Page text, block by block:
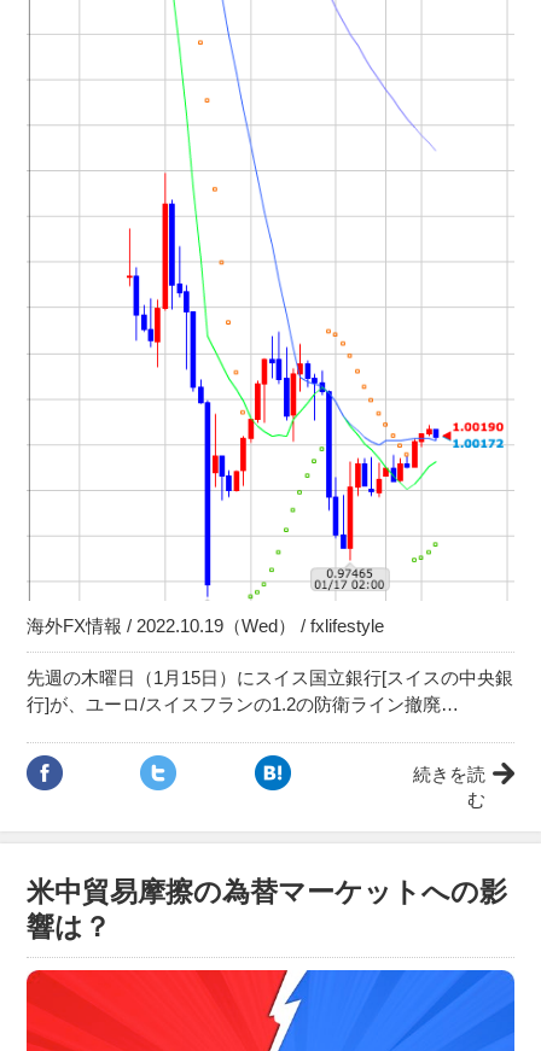
海外FX情報 / 2022.10.19（Wed） / fxlifestyle
先週の木曜日（1月15日）にスイス国立銀行[スイスの中央銀
行]が、ユーロ/スイスフランの1.2の防衛ライン撤廃…
続きを読
む
米中貿易摩擦の為替マーケットへの影
響は？